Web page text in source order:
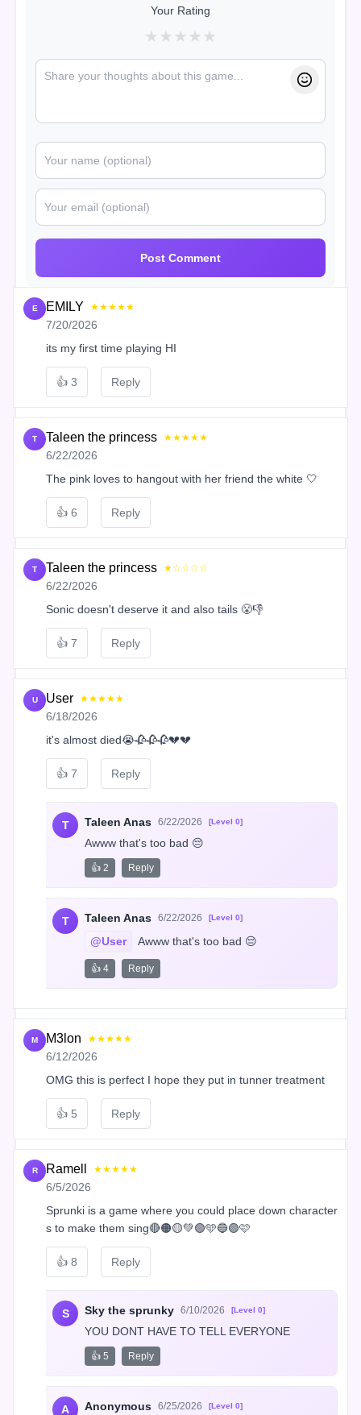
Your Rating
★ ★ ★ ★ ★
Post Comment
E EMILY ★★★★★
7/20/2026
its my first time playing HI
👍 3 Reply
T Taleen the princess ★★★★★
6/22/2026
The pink loves to hangout with her friend the white 🤍
👍 6 Reply
T Taleen the princess ★☆☆☆☆
6/22/2026
Sonic doesn't deserve it and also tails 😤👎
👍 7 Reply
U User ★★★★★
6/18/2026
it's almost died😭🥀🥀🥀💔💔
👍 7 Reply
T Taleen Anas 6/22/2026 [Level 0]
Awww that's too bad 😔
👍 2 Reply
T Taleen Anas 6/22/2026 [Level 0]
@User Awww that's too bad 😔
👍 4 Reply
M M3lon ★★★★★
6/12/2026
OMG this is perfect I hope they put in tunner treatment
👍 5 Reply
R Ramell ★★★★★
6/5/2026
Sprunki is a game where you could place down character
s to make them sing🔴🟠🟡💚🟢🩵🔵🟣🩷
👍 8 Reply
S Sky the sprunky 6/10/2026 [Level 0]
YOU DONT HAVE TO TELL EVERYONE
👍 5 Reply
A Anonymous 6/25/2026 [Level 0]